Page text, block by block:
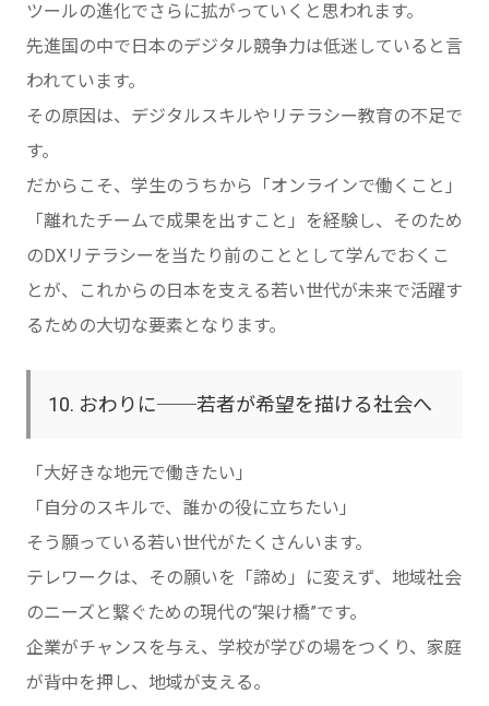
ツールの進化でさらに拡がっていくと思われます。
先進国の中で日本のデジタル競争力は低迷していると言
われています。
その原因は、デジタルスキルやリテラシー教育の不足で
す。
だからこそ、学生のうちから「オンラインで働くこと」
「離れたチームで成果を出すこと」を経験し、そのため
のDXリテラシーを当たり前のこととして学んでおくこ
とが、これからの日本を支える若い世代が未来で活躍す
るための大切な要素となります。
10. おわりに──若者が希望を描ける社会へ
「大好きな地元で働きたい」
「自分のスキルで、誰かの役に立ちたい」
そう願っている若い世代がたくさんいます。
テレワークは、その願いを「諦め」に変えず、地域社会
のニーズと繋ぐための現代の“架け橋”です。
企業がチャンスを与え、学校が学びの場をつくり、家庭
が背中を押し、地域が支える。